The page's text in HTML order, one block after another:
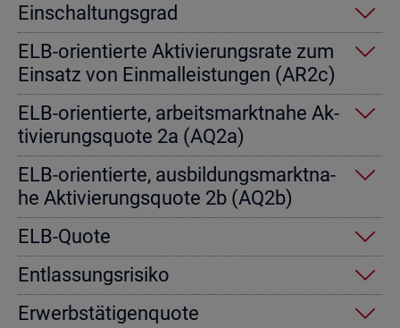
Ein­schal­tungs­grad
ELB-ori­en­tier­te Ak­ti­vie­rungs­ra­te zum
Ein­satz von Einmal­leis­tun­gen (AR2c)
ELB-ori­en­tier­te, ar­beits­markt­na­he Ak­
ti­vie­rungs­quo­te 2a (AQ2a)
ELB-ori­en­tier­te, aus­bil­dungs­markt­na­
he Ak­ti­vie­rungs­quo­te 2b (AQ2b)
ELB-Quote
Ent­las­sungs­ri­si­ko
Er­werbs­tä­ti­gen­quo­te